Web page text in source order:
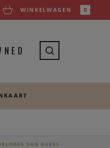
WINKELWAGEN 0
VAN GUESS